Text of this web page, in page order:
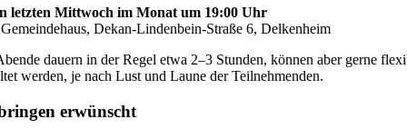
letzten Mittwoch im Monat um 19:00 Uhr
Dekan-Lindenbein-Straße 6, Delkenheim
dauern in der Regel etwa 2–3 Stunden, können aber gerne
werden, je nach Lust und Laune der Teilnehmenden.
erwünscht